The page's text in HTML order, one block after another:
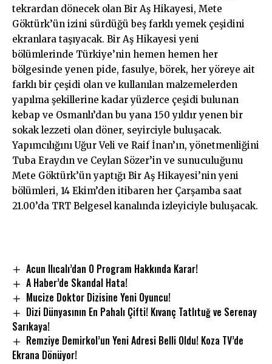
tekrardan dönecek olan Bir Aş Hikayesi, Mete
Göktürk’ün izini sürdüğü beş farklı yemek çeşidini
ekranlara taşıyacak. Bir Aş Hikayesi yeni
bölümlerinde Türkiye’nin hemen hemen her
bölgesinde yenen pide, fasulye, börek, her yöreye ait
farklı bir çeşidi olan ve kullanılan malzemelerden
yapılma şekillerine kadar yüzlerce çeşidi bulunan
kebap ve Osmanlı’dan bu yana 150 yıldır yenen bir
sokak lezzeti olan döner, seyirciyle buluşacak.
Yapımcılığını Uğur Veli ve Raif İnan’ın, yönetmenliğini
Tuba Eraydın ve Ceylan Sözer’in ve sunuculuğunu
Mete Göktürk’ün yaptığı Bir Aş Hikayesi’nin yeni
bölümleri, 14 Ekim’den itibaren her Çarşamba saat
21.00’da TRT Belgesel kanalında izleyiciyle buluşacak.
Acun Ilıcalı’dan O Program Hakkında Karar!
A Haber’de Skandal Hata!
Mucize Doktor Dizisine Yeni Oyuncu!
Dizi Dünyasının En Pahalı Çifti! Kıvanç Tatlıtuğ ve Serenay
Sarıkaya!
Remziye Demirkol’un Yeni Adresi Belli Oldu! Koza TV’de
Ekrana Dönüyor!